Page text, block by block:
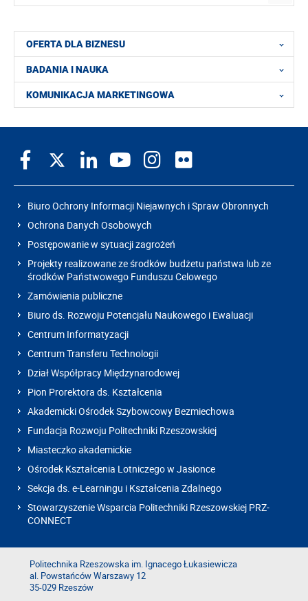
OFERTA DLA BIZNESU
BADANIA I NAUKA
KOMUNIKACJA MARKETINGOWA
Biuro Ochrony Informacji Niejawnych i Spraw Obronnych
Ochrona Danych Osobowych
Postępowanie w sytuacji zagrożeń
Projekty realizowane ze środków budżetu państwa lub ze
środków Państwowego Funduszu Celowego
Zamówienia publiczne
Biuro ds. Rozwoju Potencjału Naukowego i Ewaluacji
Centrum Informatyzacji
Centrum Transferu Technologii
Dział Współpracy Międzynarodowej
Pion Prorektora ds. Kształcenia
Akademicki Ośrodek Szybowcowy Bezmiechowa
Fundacja Rozwoju Politechniki Rzeszowskiej
Miasteczko akademickie
Ośrodek Kształcenia Lotniczego w Jasionce
Sekcja ds. e-Learningu i Kształcenia Zdalnego
Stowarzyszenie Wsparcia Politechniki Rzeszowskiej PRZ-
CONNECT
Politechnika Rzeszowska im. Ignacego Łukasiewicza
al. Powstańców Warszawy 12
35-029 Rzeszów